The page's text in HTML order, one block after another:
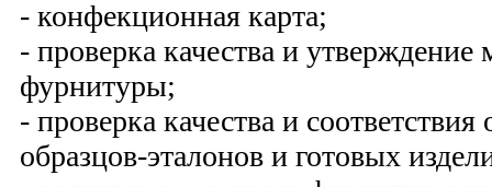
- конфекционная карта;
- проверка качества и утверждение
фурнитуры;
- проверка качества и
образцов-эталонов и готовых